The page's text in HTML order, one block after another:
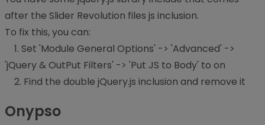
after the Slider Revolution files js inclusion.
To fix this, you can:
1. Set 'Module General Options' -> 'Advanced' ->
'jQuery & OutPut Filters' -> 'Put JS to Body' to on
2. Find the double jQuery.js inclusion and remove it
Onypso